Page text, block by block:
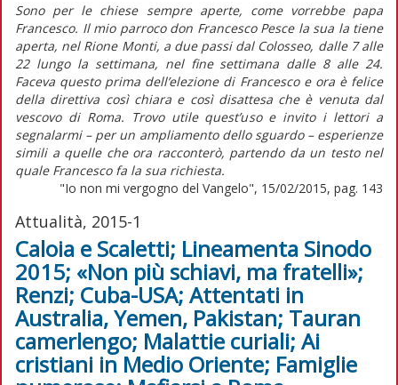
Sono per le chiese sempre aperte, come vorrebbe papa
Francesco. Il mio parroco don Francesco Pesce la sua la tiene
aperta, nel Rione Monti, a due passi dal Colosseo, dalle 7 alle
22 lungo la settimana, nel fine settimana dalle 8 alle 24.
Faceva questo prima dell’elezione di Francesco e ora è felice
della direttiva così chiara e così disattesa che è venuta dal
vescovo di Roma. Trovo utile quest’uso e invito i lettori a
segnalarmi – per un ampliamento dello sguardo – esperienze
simili a quelle che ora racconterò, partendo da un testo nel
quale Francesco fa la sua richiesta.
"Io non mi vergogno del Vangelo", 15/02/2015, pag. 143
Attualità, 2015-1
Caloia e Scaletti; Lineamenta Sinodo
2015; «Non più schiavi, ma fratelli»;
Renzi; Cuba-USA; Attentati in
Australia, Yemen, Pakistan; Tauran
camerlengo; Malattie curiali; Ai
cristiani in Medio Oriente; Famiglie